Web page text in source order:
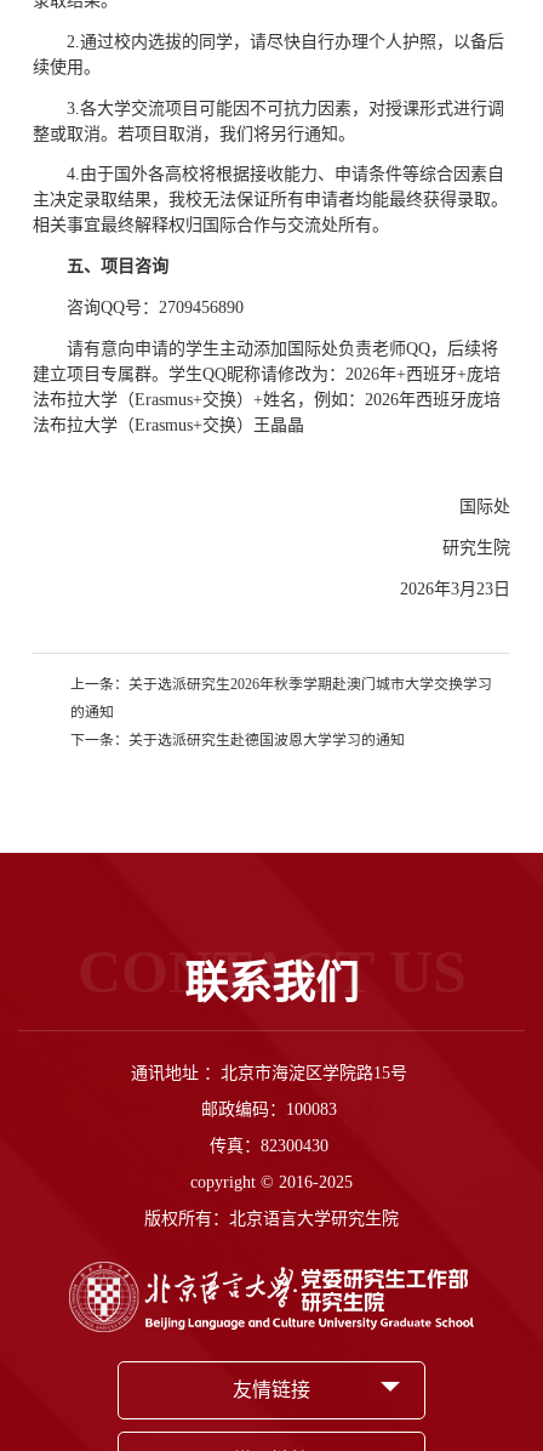
2.通过校内选拔的同学，请尽快自行办理个人护照，以备后
续使用。
3.各大学交流项目可能因不可抗力因素，对授课形式进行调
整或取消。若项目取消，我们将另行通知。
4.由于国外各高校将根据接收能力、申请条件等综合因素自
主决定录取结果，我校无法保证所有申请者均能最终获得录取。
相关事宜最终解释权归国际合作与交流处所有。
五、项目咨询
咨询QQ号：2709456890
请有意向申请的学生主动添加国际处负责老师QQ，后续将
建立项目专属群。学生QQ昵称请修改为：2026年+西班牙+庞培
法布拉大学（Erasmus+交换）+姓名，例如：2026年西班牙庞培
法布拉大学（Erasmus+交换）王晶晶
国际处
研究生院
2026年3月23日
上一条： 关于选派研究生2026年秋季学期赴澳门城市大学交换学习
的通知
下一条： 关于选派研究生赴德国波恩大学学习的通知
联系我们
CONTACT US
通讯地址 ：北京市海淀区学院路15号
邮政编码：100083
传真：82300430
copyright © 2016-2025
版权所有：北京语言大学研究生院
友情链接